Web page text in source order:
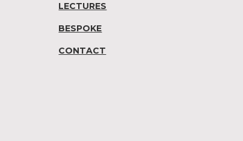
LECTURES
BESPOKE
CONTACT